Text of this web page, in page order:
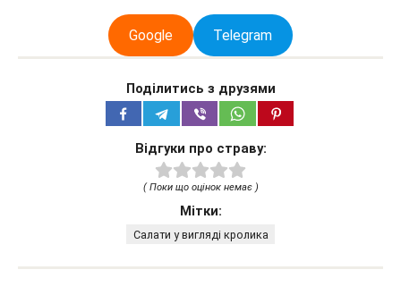
Google Telegram
Поділитись з друзями
Відгуки про страву:
( Поки що оцінок немає )
Мітки:
Салати у вигляді кролика